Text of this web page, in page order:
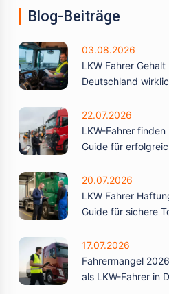
Blog-Beiträge
03.08.2026
LKW Fahrer
Deutschland
22.07.2026
LKW-Fahrer
Guide für
20.07.2026
LKW Fahrer
Guide für sichere
17.07.2026
Fahrermangel
als LKW-Fahrer in